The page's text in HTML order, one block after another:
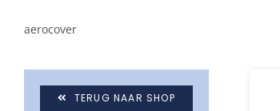
aerocover
TERUG NAAR SHOP